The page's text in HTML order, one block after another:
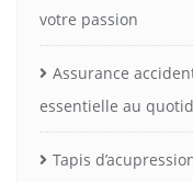
votre passion
Assurance
essentielle au
Tapis